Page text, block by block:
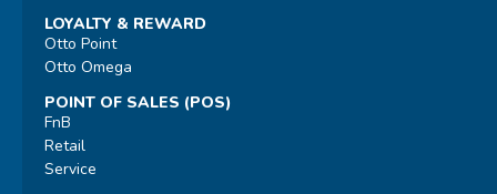
LOYALTY & REWARD
Otto Point
Otto Omega
POINT OF SALES (POS)
FnB
Retail
Service